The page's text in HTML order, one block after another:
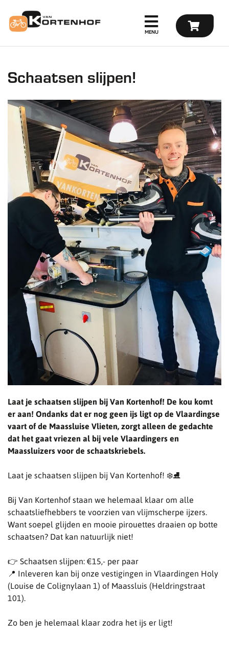
Schaatsen slijpen!
Laat je schaatsen slijpen bij Van Kortenhof! De kou komt
er aan! Ondanks dat er nog geen ijs ligt op de Vlaardingse
vaart of de Maassluise Vlieten, zorgt alleen de gedachte
dat het gaat vriezen al bij vele Vlaardingers en
Maassluizers voor de schaatskriebels.
Laat je schaatsen slijpen bij Van Kortenhof! ❄️⛸️
Bij Van Kortenhof staan we helemaal klaar om alle
schaatsliefhebbers te voorzien van vlijmscherpe ijzers.
Want soepel glijden en mooie pirouettes draaien op botte
schaatsen? Dat kan natuurlijk niet!
👉 Schaatsen slijpen: €15,- per paar
📍 Inleveren kan bij onze vestigingen in Vlaardingen Holy
(Louise de Colignylaan 1) of Maassluis (Heldringstraat
101).
Zo ben je helemaal klaar zodra het ijs er ligt!